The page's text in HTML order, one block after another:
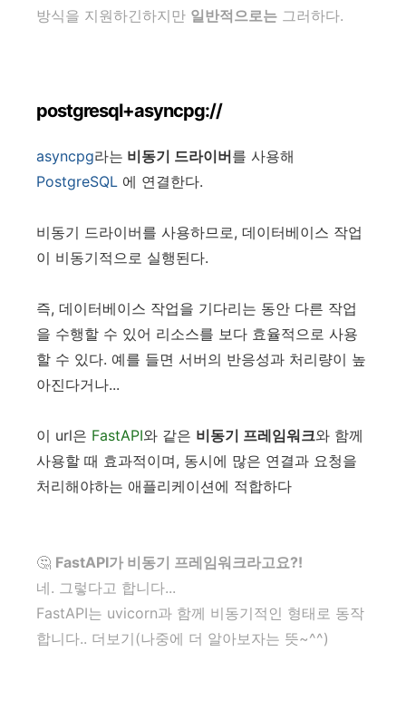
방식을 지원하긴하지만 일반적으로는 그러하다.
postgresql+asyncpg://
asyncpg라는 비동기 드라이버를 사용해
PostgreSQL 에 연결한다.
비동기 드라이버를 사용하므로, 데이터베이스 작업
이 비동기적으로 실행된다.
즉, 데이터베이스 작업을 기다리는 동안 다른 작업
을 수행할 수 있어 리소스를 보다 효율적으로 사용
할 수 있다. 예를 들면 서버의 반응성과 처리량이 높
아진다거나...
이 url은 FastAPI와 같은 비동기 프레임워크와 함께
사용할 때 효과적이며, 동시에 많은 연결과 요청을
처리해야하는 애플리케이션에 적합하다
🤔 FastAPI가 비동기 프레임워크라고요?!
네. 그렇다고 합니다...
FastAPI는 uvicorn과 함께 비동기적인 형태로 동작
합니다.. 더보기(나중에 더 알아보자는 뜻~^^)